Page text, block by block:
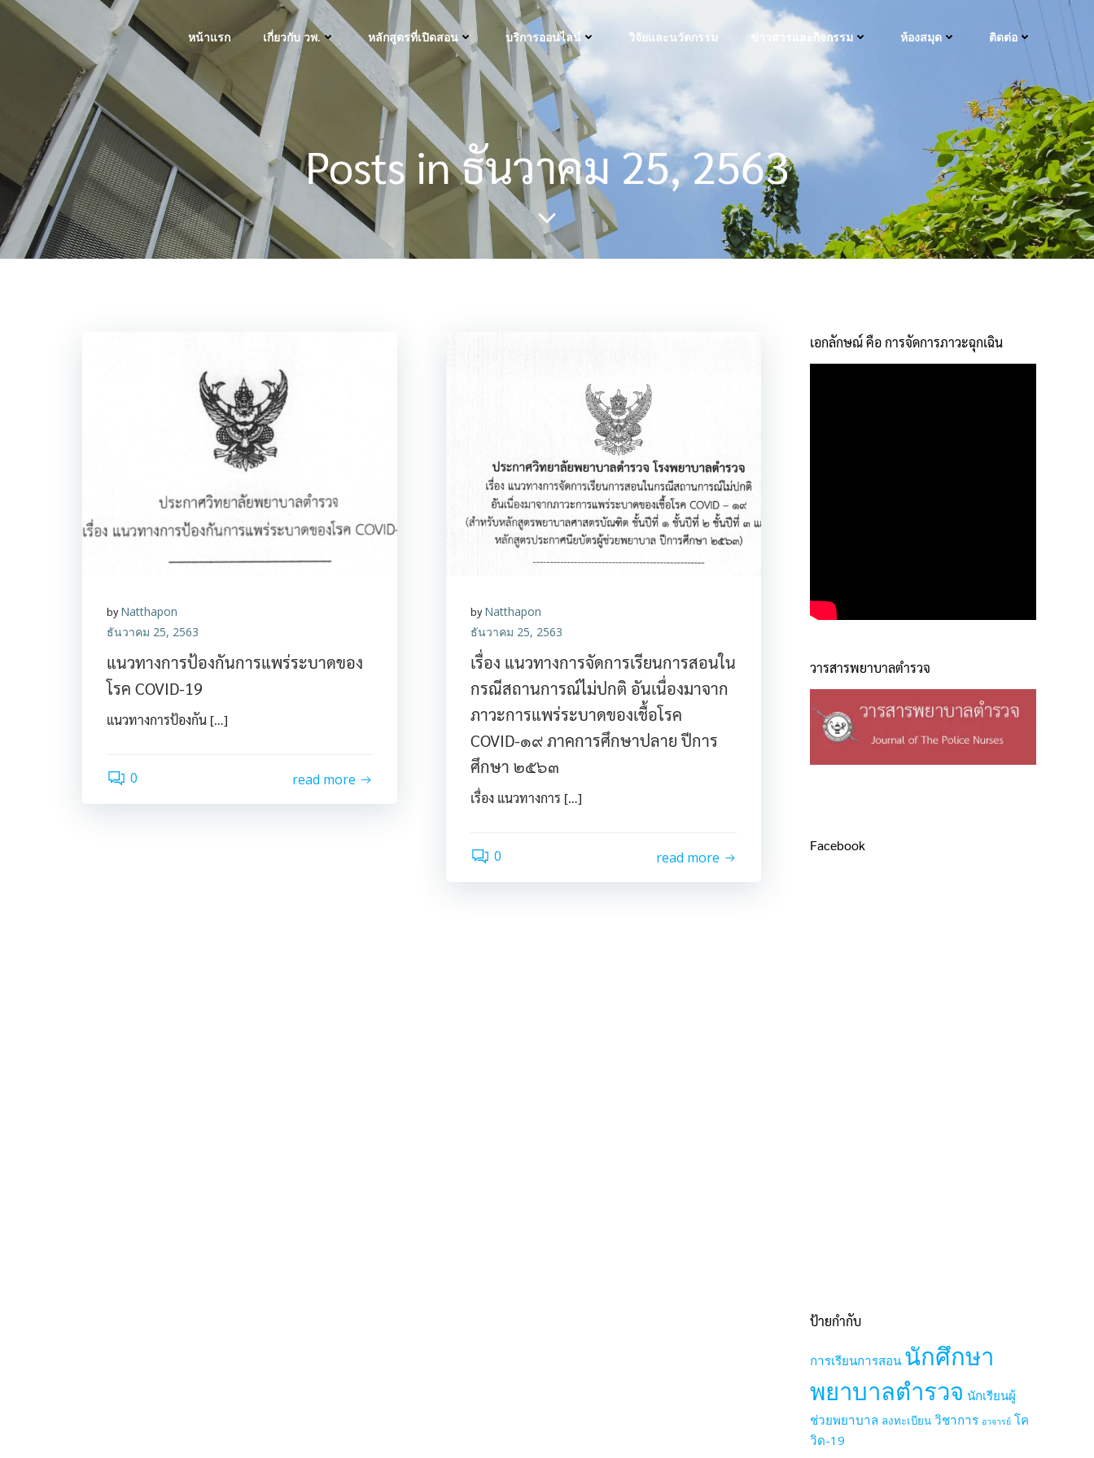
Skip
หน้าแรก เกี่ยวกับ วพ. หลักสูตรที่เปิดสอน บริการออนไลน์ วิจัยและนวัตกรรม ข่าวสารและกิจกรรม ห้องสมุด ติดต่อ
Posts in ธันวาคม 25, 2563
byNatthapon
ธันวาคม 25, 2563
แนวทางการป้องกันการแพร่ระบาดของ
โรค COVID-19
แนวทางการป้องกัน […]
0 read more
byNatthapon
ธันวาคม 25, 2563
เรื่อง แนวทางการจัดการเรียนการสอนใน
กรณีสถานการณ์ไม่ปกติ อันเนื่องมาจาก
ภาวะการแพร่ระบาดของเชื้อโรค
COVID-๑๙ ภาคการศึกษาปลาย ปีการ
ศึกษา ๒๕๖๓
เรื่อง แนวทางการ […]
0 read more
เอกลักษณ์ คือ การจัดการภาวะฉุกเฉิน
วารสารพยาบาลตำรวจ
Facebook
ป้ายกำกับ
การเรียนการสอน นักศึกษา
พยาบาลตำรวจ นักเรียนผู้
ช่วยพยาบาล ลงทะเบียน วิชาการ อาจารย์ โค
วิด-19